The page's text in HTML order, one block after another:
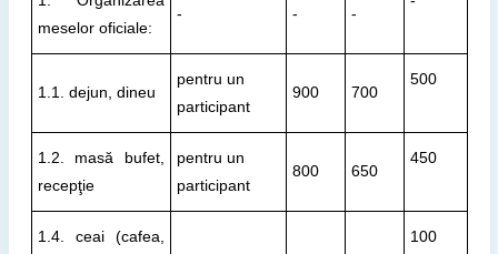
meselor oficiale:
- - -
1.1. dejun, dineu
pentru un
participant
900 700
500
1.2. masă bufet,
recepţie
pentru un
participant
800 650
450
1.4. ceai (cafea,
100